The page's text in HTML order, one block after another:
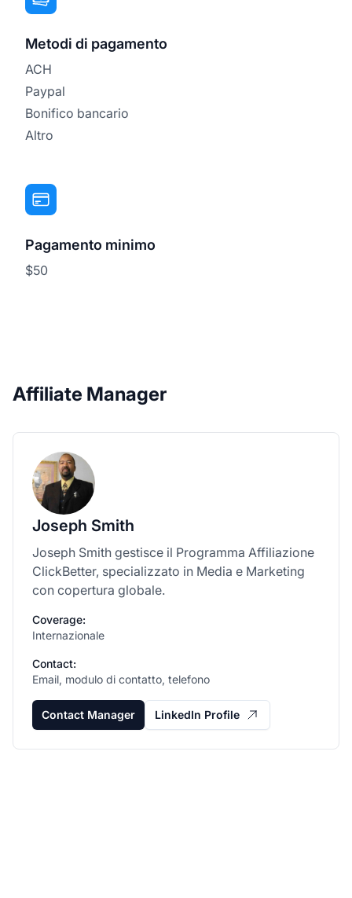
Metodi di pagamento
ACH
Paypal
Bonifico bancario
Altro
Pagamento minimo
$50
Affiliate Manager
Joseph Smith
Joseph Smith gestisce il Programma Affiliazione
ClickBetter, specializzato in Media e Marketing
con copertura globale.
Coverage:
Internazionale
Contact:
Email, modulo di contatto, telefono
Contact Manager LinkedIn Profile